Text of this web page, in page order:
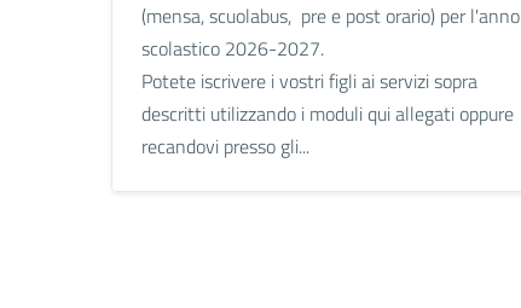
(mensa, scuolabus, pre e post orario) per l'anno
scolastico 2026-2027.
Potete iscrivere i vostri figli ai servizi sopra
descritti utilizzando i moduli qui allegati oppure
recandovi presso gli...